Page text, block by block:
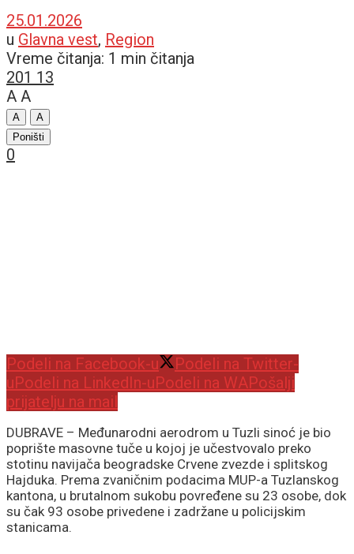
25.01.2026
u Glavna vest, Region
Vreme čitanja: 1 min čitanja
201 13
A A
A
A
Poništi
0
Podeli na Facebook-u
Podeli na Twitter-
uPodeli na LinkedIn-uPodeli na WAPošalji
prijatelju na mail
DUBRAVE – Međunarodni aerodrom u Tuzli sinoć je bio
poprište masovne tuče u kojoj je učestvovalo preko
stotinu navijača beogradske Crvene zvezde i splitskog
Hajduka. Prema zvaničnim podacima MUP-a Tuzlanskog
kantona, u brutalnom sukobu povređene su 23 osobe, dok
su čak 93 osobe privedene i zadržane u policijskim
stanicama.